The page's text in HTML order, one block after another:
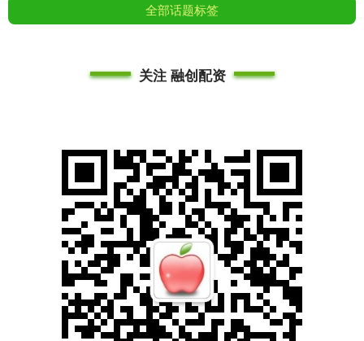
全部话题标签
关注 融创配资